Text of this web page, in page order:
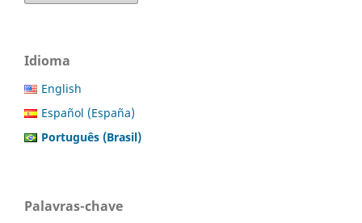
Idioma
English
Español (España)
Português (Brasil)
Palavras-chave